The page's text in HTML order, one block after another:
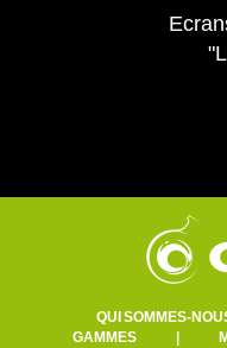
QUI SOMMES-
GAMMES|